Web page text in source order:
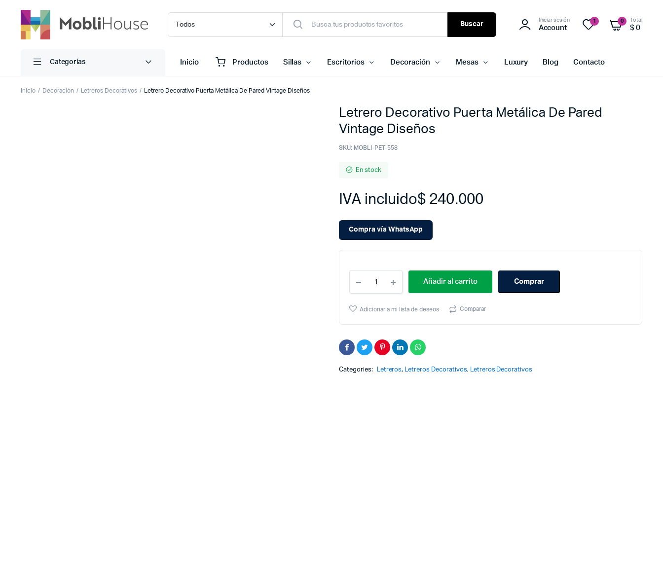
Buscar
Iniciar sesión
Account
1 0 Total
$ 0
Categorías Inicio Productos Sillas Escritorios Decoración Mesas Luxury Blog Contacto
Inicio Decoración Letreros Decorativos Letrero Decorativo Puerta Metálica De Pared Vintage Diseños
Letrero Decorativo Puerta Metálica De Pared
Vintage Diseños
SKU: MOBLI-PET-558
En stock
$240.000
IVA incluido
Compra vía WhatsApp
Letrero
Decorativo
Metálica
Vintage
Diseños
Añadir al carrito Comprar
Adicionar a mi lista de deseos Comparar
Categories: Letreros, Letreros Decorativos, Letreros Decorativos